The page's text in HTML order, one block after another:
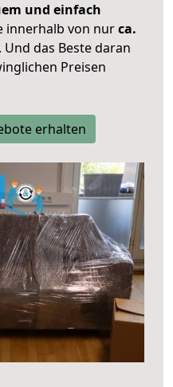
und einfach
innerhalb von nurca.
das Beste daran
Preisen
erhalten